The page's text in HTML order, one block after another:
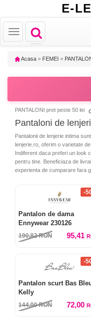
E-
Toggle
navigation
Toggle
navigation
Acasa » FEMEI »
PANTALONI pret peste 50 lei
Pantaloni de
Pantalonii de lenjerie intima
lenjerie.ro, oferim o varietate
Indiferent daca preferi un look
pentru tine. Beneficiaza de
experienta de cumparare fara
-
Pantalon de dama
Ennywear 230126
190,82RON 95,41
-
Pantalon scurt Bas
Kelly
144,00RON 72,00